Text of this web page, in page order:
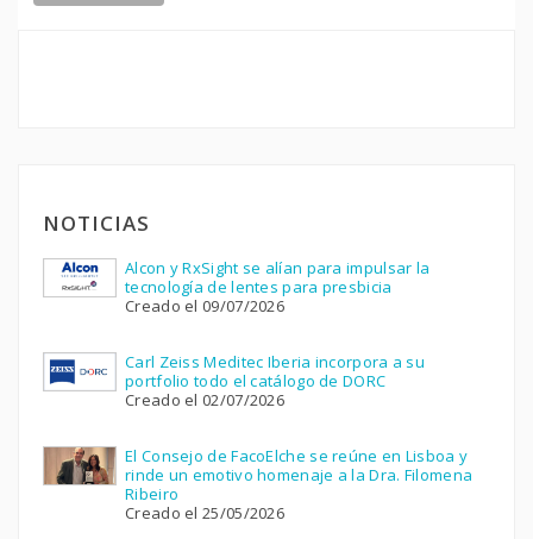
NOTICIAS
Alcon y RxSight se alían para impulsar la
tecnología de lentes para presbicia
Creado el 09/07/2026
Carl Zeiss Meditec Iberia incorpora a su
portfolio todo el catálogo de DORC
Creado el 02/07/2026
El Consejo de FacoElche se reúne en Lisboa y
rinde un emotivo homenaje a la Dra. Filomena
Ribeiro
Creado el 25/05/2026